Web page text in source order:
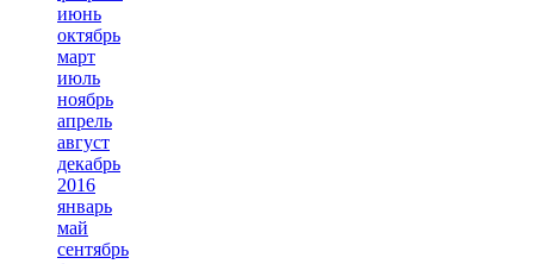
июнь
октябрь
март
июль
ноябрь
апрель
август
декабрь
2016
январь
май
сентябрь